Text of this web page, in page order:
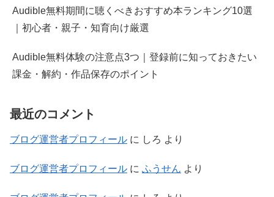
Audible無料期間に聴くべきおすすめ本ランキング10選
｜初心者・親子・知育向け厳選
Audible無料体験の注意点3つ｜登録前に知っておきたい
課金・解約・作品保存のポイント
最近のコメント
ブログ運営者プロフィール に しろ より
ブログ運営者プロフィール に ふうせん より